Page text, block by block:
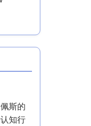
斯的
知行